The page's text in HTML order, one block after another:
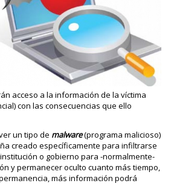
acceso a la información de la víctima
con las consecuencias que ello
un tipo de malware(programa malicioso)
creado específicamente para infiltrarse
o gobierno para -normalmente-
y permanecer oculto cuanto más tiempo,
más información podrá